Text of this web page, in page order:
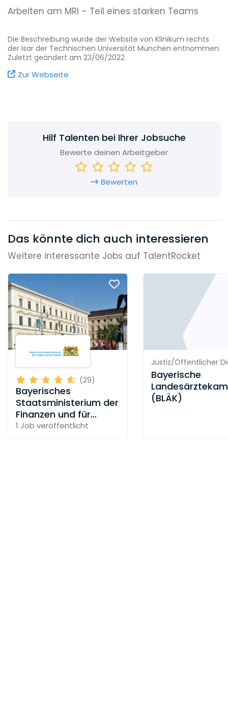
Arbeiten am MRI – Teil eines starken Teams
rund 6.600 Mitarbeiter*innen
- Attraktive Arbeitsbedingungen im
Öffentlichen Dienst
Ticket, reduzierte Eintrittskarten, Sondertarife in
- Familienservice: u.a. Betriebs-Kita, mobiles
Kinderzimmer, Ferienbetreuung
Unterstützung
- Qualifizierte Einarbeitung
- Hervorragende medizinische Ausstattung auf
dem neuesten Stand der Technik
- Vielfältige Möglichkeiten zur fachlichen
Spezialisierung
- National und international einen
ausgezeichneten Ruf
Die Beschreibung wurde der Website von Klinikum rechts
der Isar der Technischen Universität München entnommen.
Zuletzt geändert am 23/06/2022
Zur Webseite
Hilf Talenten bei Ihrer Jobsuche
Bewerte deinen Arbeitgeber
Bewerten
Das könnte dich auch interessieren
Weitere interessante Jobs auf TalentRocket
(29)
Bayerisches
Staatsministerium der
Finanzen und für
Heimat
1 Job veröffentlicht
Justiz/Öffentlicher
Bayerische
(BLÄK)